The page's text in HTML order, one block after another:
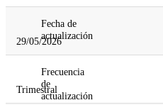
Fecha de
actualización
29/05/2026
Frecuencia
de
actualización
Trimestral